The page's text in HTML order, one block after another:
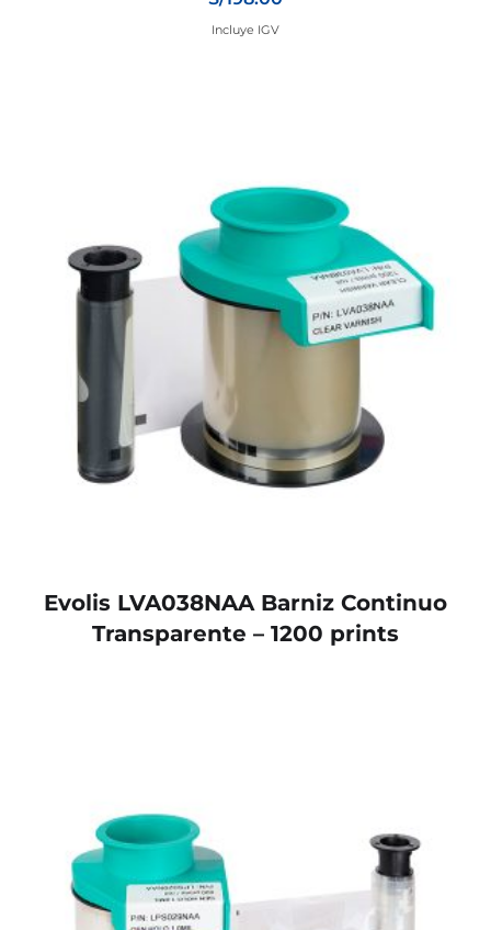
Evolis LVA038NAA Barniz Continuo
Transparente – 1200 prints